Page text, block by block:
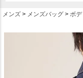
メンズ メンズバッグ ボ